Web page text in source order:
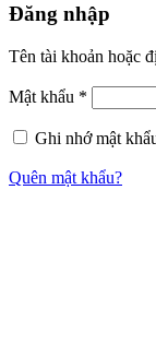
Đăng nhập
Tên tài khoản hoặc
Mật khẩu *
Ghi nhớ mật
Quên mật khẩu?